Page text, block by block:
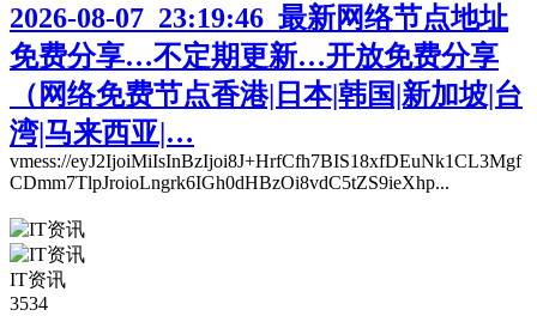
2026-08-07_23:19:46_最新网络节点地址
免费分享…不定期更新…开放免费分享
（网络免费节点香港|日本|韩国|新加坡|台
湾|马来西亚|…
vmess://eyJ2IjoiMiIsInBzIjoi8J+HrfCfh7BIS18xfDEuNk1CL3Mgf
CDmm7TlpJroioLngrk6IGh0dHBzOi8vdC5tZS9ieXhp...
IT资讯
3534